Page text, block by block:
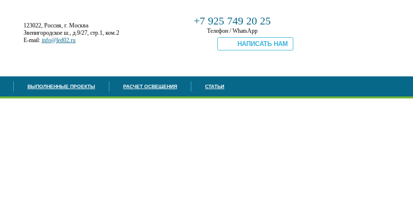
123022, Россия, г. Москва
Звенигородское ш., д.9/27, стр.1, ком.2
E-mail: info@led02.ru
+7 925 749 20 25
Телефон / WhatsApp
ВЫПОЛНЕННЫЕ ПРОЕКТЫ РАСЧЕТ ОСВЕЩЕНИЯ СТАТЬИ